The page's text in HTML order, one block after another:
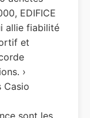
EDIFICE
allie fiabilité
et
›
Casio
sont les